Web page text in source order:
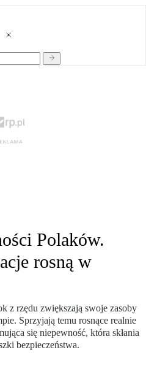
Polaków.
rosną w
z rzędu zwiększają swoje zasoby
Sprzyjają temu rosnące realnie
się niepewność, która skłania
bezpieczeństwa.